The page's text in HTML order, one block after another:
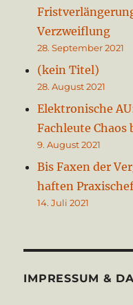
Verzweiflung
28. September 2021
(kein Titel)
28. August 2021
Elektronische
Fachleute Chaos
9. August 2021
Bis Faxen der
haften
14. Juli 2021
IMPRESSUM &